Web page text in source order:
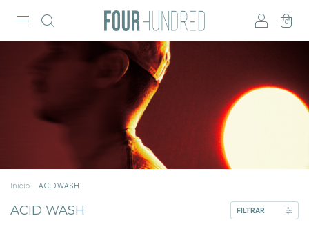
0
Início ACID WASH
ACID WASH FILTRAR